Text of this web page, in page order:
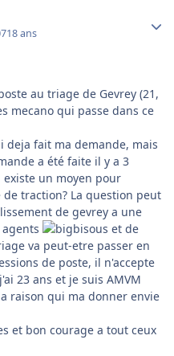
18 ans
au triage de Gevrey (21,
mecano qui passe dans ce
deja fait ma demande, mais
a été faite il y a 3
un moyen pour
traction? La question peut
de gevrey a une
et de
va peut-etre passer en
de poste, il n'accepte
23 ans et je suis AMVM
raison qui ma donner envie
et bon courage a tout ceux